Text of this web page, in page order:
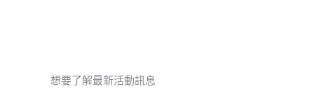
想要了解最新活動訊息